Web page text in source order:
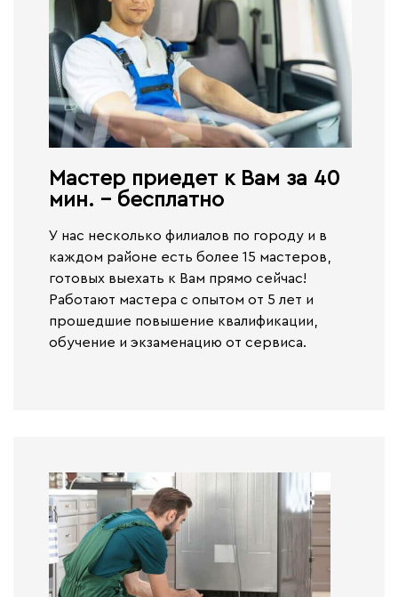
Мастер приедет к Вам за 40
мин. - бесплатно​
У нас несколько филиалов по городу и в
каждом районе есть более 15 мастеров,
готовых выехать к Вам прямо сейчас!
Работают мастера с опытом от 5 лет и
прошедшие повышение квалификации,
обучение и экзаменацию от сервиса.